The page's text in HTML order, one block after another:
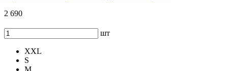
2 690
шт
XXL
S
M